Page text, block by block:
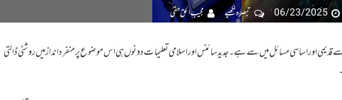
06/23/2025 تبصرہ لکھیے مجیب الحق حقی
قدیمی اور اساسی مسائل میں سے ہے۔ جدید سائنس اور اسلامی تعلیمات دونوں ہی اس موضوع پر منفرد انداز میں روشنی ڈالتی